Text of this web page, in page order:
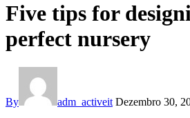
Five tips for
perfect nursery
By adm_activeit Dezembro 30,